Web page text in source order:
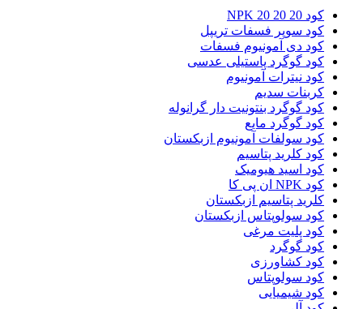
کود NPK 20 20 20
کود سوپر فسفات تریپل
کود دی آمونیوم فسفات
کود گوگرد پاستیلی عدسی
کود نیترات آمونیوم
کربنات سدیم
کود گوگرد بنتونیت دار گرانوله
کود گوگرد مایع
کود سولفات آمونیوم ازبکستان
کود کلرید پتاسیم
کود اسید هیومیک
کود NPK ان پی کا
کلرید پتاسیم ازبکستان
کود سولوپتاس ازبکستان
کود پلیت مرغی
کود گوگرد
کود کشاورزی
کود سولوپتاس
کود شیمیایی